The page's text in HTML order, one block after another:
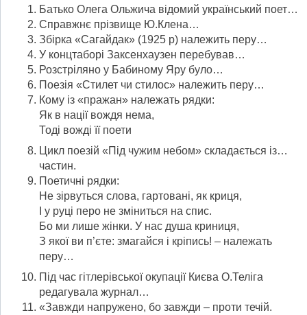
Батько Олега Ольжича відомий український поет…
Справжнє прізвище Ю.Клена…
Збірка «Сагайдак» (1925 р) належить перу…
У концтаборі Заксенхаузен перебував…
Розстріляно у Бабиному Яру було…
Поезія «Стилет чи стилос» належить перу…
Кому із «пражан» належать рядки:
Як в нації вождя нема,
Тоді вожді її поети
Цикл поезій «Під чужим небом» складається із…
частин.
Поетичні рядки:
Не зірвуться слова, гартовані, як криця,
І у руці перо не зміниться на спис.
Бо ми лише жінки. У нас душа криниця,
З якої ви п’єте: змагайся і кріпись! – належать
перу…
Під час гітлерівської окупації Києва О.Теліга
редагувала журнал…
«Завжди напружено, бо завжди – проти течій.